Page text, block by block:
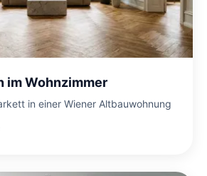
im Wohnzimmer
in einer Wiener Altbauwohnung